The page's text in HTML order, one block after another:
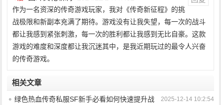
作为一名资深的传奇游戏玩家，我对《传奇新征程》的挑
战极限和新副本充满了期待。游戏没有让我失望，每一次的战斗
都让我感到紧张刺激，每一次的胜利都让我感到无比自豪。这款
游戏的难度和深度都让我沉迷其中，是我近期玩过的最令人兴奋
的传奇游戏。
相关文章
2025-12-14 10:2:54
绿色热血传奇私服SF新手必看如何快速提升战